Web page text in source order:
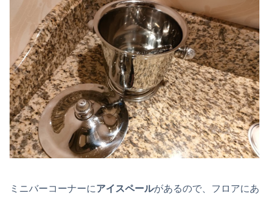
ミニバーコーナーにアイスペールがあるので、フロアにあ